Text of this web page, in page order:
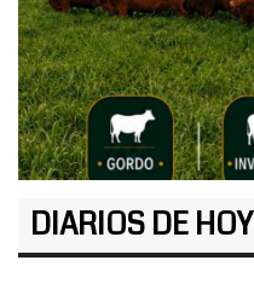
DIARIOS DE HOY